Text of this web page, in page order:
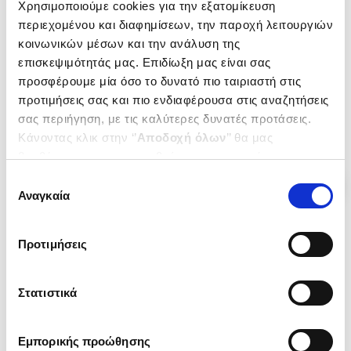
Χρησιμοποιούμε cookies για την εξατομίκευση
περιεχομένου και διαφημίσεων, την παροχή λειτουργιών
κοινωνικών μέσων και την ανάλυση της
επισκεψιμότητάς μας. Επιδίωξη μας είναι σας
προσφέρουμε μία όσο το δυνατό πιο ταιριαστή στις
προτιμήσεις σας και πιο ενδιαφέρουσα στις αναζητήσεις
σας περιήγηση, με τις καλύτερες δυνατές προτάσεις.
Κάνοντας κλικ στην ‘’Αποδοχή όλων’’ θα μας
βοηθήσετε να ανταποκριθούμε στα παραπάνω.
ενδιαφέρουν και να επιλέξετε από τα παρακάτω με την
΄΄και να ενημερωθείτε σχετικά με
συγκατάθεσης
Αναγκαία
Προτιμήσεις
Στατιστικά
Εμπορικής προώθησης
"Ελί-τροχος", τχ. 11, Χειμώνας 1996-1997, σ. 8-13.
Εξαντλημένο
(0)
ΔΑΝΕΙΣΕ ΤΑ ΜΕΤΑΞΙΑ ΣΤΟ
ΑΝΕΜΟ
ΓΚΑΤΣΟΣ ΝΙΚΟΣ
(0 )
(P/B) AMORGOS
ΓΚΑΤΣΟΣ ΝΙΚΟΣ
Κωδ. Πολιτείας: